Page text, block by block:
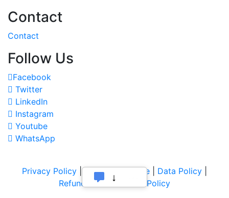
Contact
Contact
Follow Us
Facebook
Twitter
LinkedIn
Instagram
Youtube
WhatsApp
Privacy Policy |Terms of Service Data Policy
Refund & Cancellation Policy